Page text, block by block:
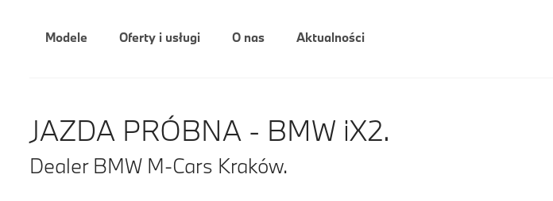
Modele Oferty i usługi O nas Aktualności
JAZDA PRÓBNA - BMW iX2.
Dealer BMW M-Cars Kraków.